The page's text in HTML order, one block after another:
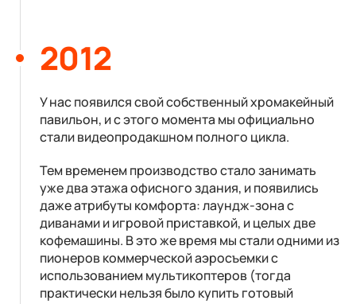
2012
У нас появился свой собственный хромакейный
павильон, и с этого момента мы официально
стали видеопродакшном полного цикла.
Тем временем производство стало занимать
уже два этажа офисного здания, и появились
даже атрибуты комфорта: лаундж-зона с
диванами и игровой приставкой, и целых две
кофемашины. В это же время мы стали одними из
пионеров коммерческой аэросъемки с
использованием мультикоптеров (тогда
практически нельзя было купить готовый